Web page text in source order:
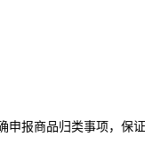
报商品归类事项，保